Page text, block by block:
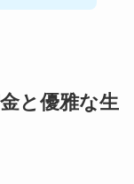
と優雅な生